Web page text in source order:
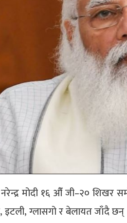
नरेन्द्र मोदी १६ औँ जी–२०
इटली, ग्लासगो र बेलायत जाँदै छन्